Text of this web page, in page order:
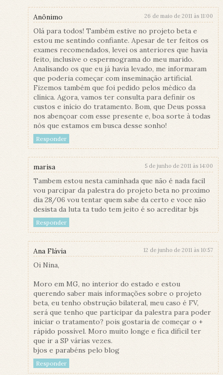
Anônimo 26 de maio de 2011 às 11:00
Olá para todos! Também estive no projeto beta e
estou me sentindo confiante. Apesar de ter feitos os
exames recomendados, levei os anteriores que havia
feito, inclusive o espermograma do meu marido.
Analisando os que eu já havia levado, me informaram
que poderia começar com inseminação artificial.
Fizemos também que foi pedido pelos médico da
clínica. Agora, vamos ter consulta para definir os
custos e início do tratamento. Bom, que Deus possa
nos abençoar com esse presente e, boa sorte à todas
nós que estamos em busca desse sonho!
Responder
marisa 5 de junho de 2011 às 14:00
Tambem estou nesta caminhada que não é nada facil
vou parcipar da palestra do projeto beta no proximo
dia 28/06 vou tentar quem sabe da certo e voce não
desista da luta ta tudo tem jeito é so acreditar bjs
Responder
Ana Flávia 12 de junho de 2011 às 10:57
Oi Nina,
Moro em MG, no interior do estado e estou
querendo saber mais informações sobre o projeto
beta, eu tenho obstrução bilateral, meu caso é FV,
será que tenho que participar da palestra para poder
iniciar o tratamento? pois gostaria de começar o +
rápido possível. Moro muito longe e fica díficil ter
que ir a SP várias vezes.
bjos e parabéns pelo blog
Responder